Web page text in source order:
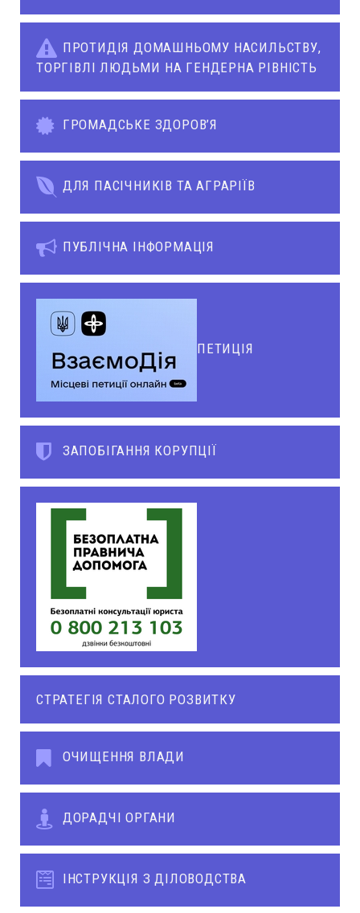
ПРОТИДІЯ ДОМАШНЬОМУ НАСИЛЬСТВУ,
ТОРГІВЛІ ЛЮДЬМИ НА ГЕНДЕРНА РІВНІСТЬ
ГРОМАДСЬКЕ ЗДОРОВ’Я
ДЛЯ ПАСІЧНИКІВ ТА АГРАРІЇВ
ПУБЛІЧНА ІНФОРМАЦІЯ
ПЕТИЦІЯ
ЗАПОБІГАННЯ КОРУПЦІЇ
СТРАТЕГІЯ СТАЛОГО РОЗВИТКУ
ОЧИЩЕННЯ ВЛАДИ
ДОРАДЧІ ОРГАНИ
ІНСТРУКЦІЯ З ДІЛОВОДСТВА